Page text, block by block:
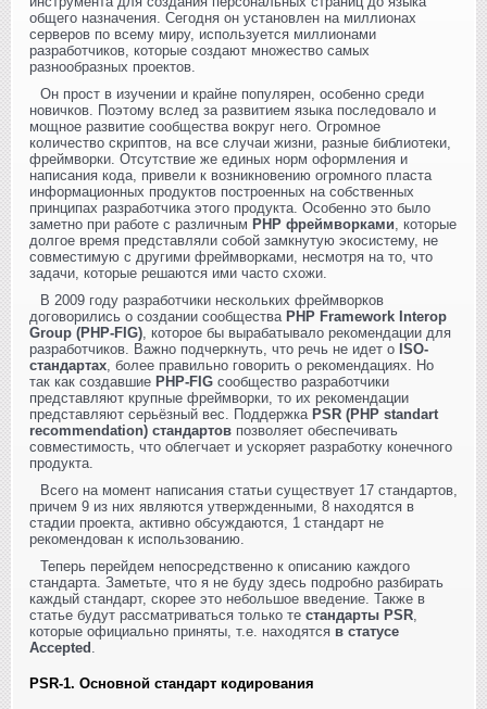
общего назначения. Сегодня он установлен на миллионах
серверов по всему миру, используется миллионами
разработчиков, которые создают множество самых
разнообразных проектов.
Он прост в изучении и крайне популярен, особенно среди
новичков. Поэтому вслед за развитием языка последовало и
мощное развитие сообщества вокруг него. Огромное
количество скриптов, на все случаи жизни, разные библиотеки,
фреймворки. Отсутствие же единых норм оформления и
написания кода, привели к возникновению огромного пласта
информационных продуктов построенных на собственных
принципах разработчика этого продукта. Особенно это было
заметно при работе с различным PHP фреймворками , которые
долгое время представляли собой замкнутую экосистему, не
совместимую с другими фреймворками, несмотря на то, что
задачи, которые решаются ими часто схожи.
В 2009 году разработчики нескольких фреймворков
договорились о создании сообщества PHP Framework Interop
Group (PHP-FIG) , которое бы вырабатывало рекомендации для
разработчиков. Важно подчеркнуть, что речь не идет о ISO-
стандартах , более правильно говорить о рекомендациях. Но
так как создавшие PHP-FIG сообщество разработчики
представляют крупные фреймворки, то их рекомендации
представляют серьёзный вес. Поддержка PSR (PHP standart
recommendation) стандартов позволяет обеспечивать
совместимость, что облегчает и ускоряет разработку конечного
продукта.
Всего на момент написания статьи существует 17 стандартов,
причем 9 из них являются утвержденными, 8 находятся в
стадии проекта, активно обсуждаются, 1 стандарт не
рекомендован к использованию.
Теперь перейдем непосредственно к описанию каждого
стандарта. Заметьте, что я не буду здесь подробно разбирать
каждый стандарт, скорее это небольшое введение. Также в
статье будут рассматриваться только те стандарты PSR
которые официально приняты, т.е. находятся в статусе
Accepted
PSR-1. Основной стандарт кодирования